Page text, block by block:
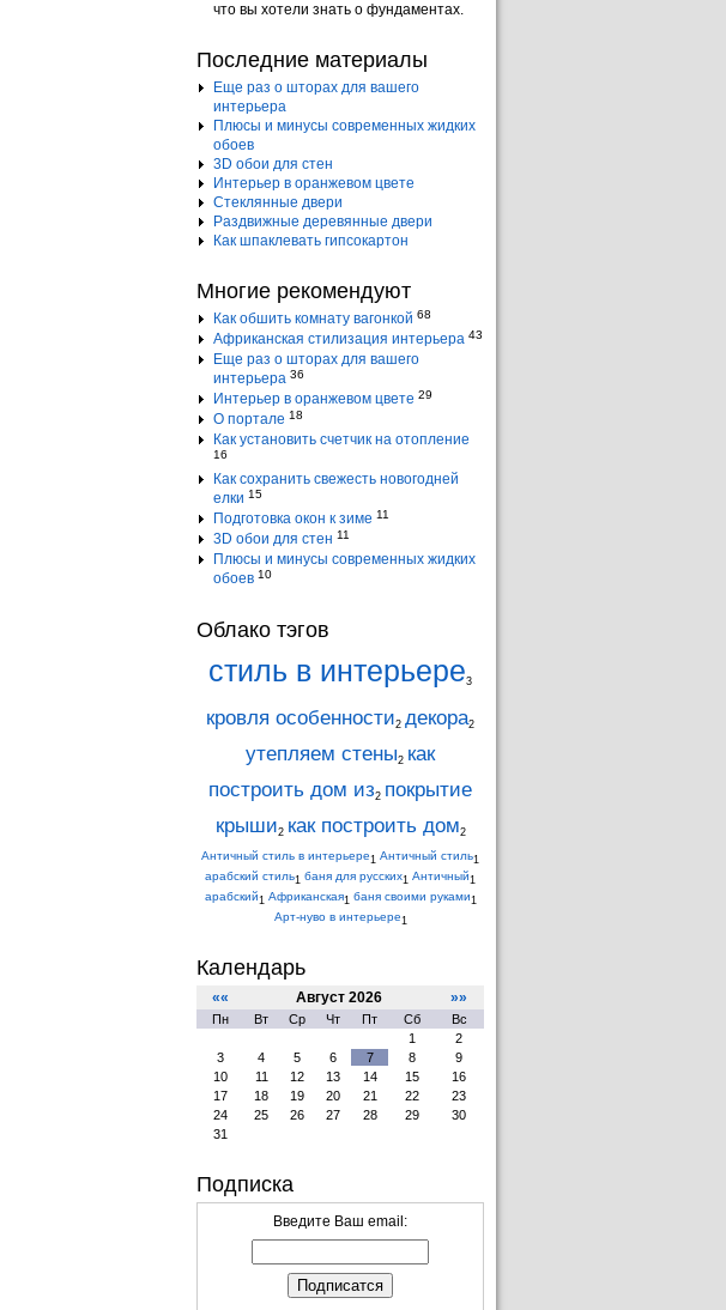
что вы хотели знать о фундаментах.
Последние материалы
Еще раз о шторах для вашего
интерьера
Плюсы и минусы современных жидких
обоев
3D обои для стен
Интерьер в оранжевом цвете
Стеклянные двери
Раздвижные деревянные двери
Как шпаклевать гипсокартон
Многие рекомендуют
Как обшить комнату вагонкой 68
Африканская стилизация интерьера 43
Еще раз о шторах для вашего
интерьера 36
Интерьер в оранжевом цвете 29
О портале 18
Как установить счетчик на отопление
16
Как сохранить свежесть новогодней
елки 15
Подготовка окон к зиме 11
3D обои для стен 11
Плюсы и минусы современных жидких
обоев 10
Облако тэгов
стиль в интерьере3
кровля особенности2 декора2
утепляем стены2 как
построить дом из2 покрытие
крыши2 как построить дом2
Античный стиль в интерьере1 Античный стиль1
арабский стиль1 баня для русских1 Античный1
арабский1 Африканская1 баня своими руками1
Арт-нуво в интерьере1
Календарь
«« Август 2026 »»
Пн Вт Ср Чт Пт Сб
Вс
1
2
3
4 5 6 7 8
9
10
11 12 13 14 15
16
17
18 19 20 21 22
23
24
25 26 27 28 29
30
31
Подписка
Введите Ваш email: